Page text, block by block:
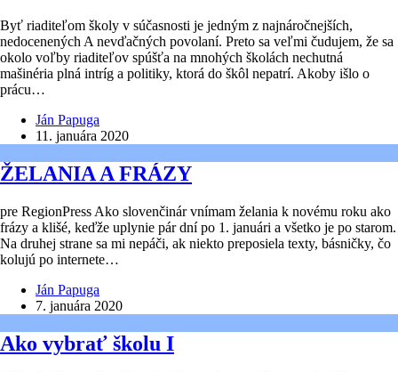
Byť riaditeľom školy v súčasnosti je jedným z najnáročnejších,
nedocenených A nevďačných povolaní. Preto sa veľmi čudujem, že sa
okolo voľby riaditeľov spúšťa na mnohých školách nechutná
mašinéria plná intríg a politiky, ktorá do škôl nepatrí. Akoby išlo o
prácu…
Ján Papuga
11. januára 2020
ŽELANIA A FRÁZY
pre RegionPress Ako slovenčinár vnímam želania k novému roku ako
frázy a klišé, keďže uplynie pár dní po 1. januári a všetko je po starom.
Na druhej strane sa mi nepáči, ak niekto preposiela texty, básničky, čo
kolujú po internete…
Ján Papuga
7. januára 2020
Ako vybrať školu I